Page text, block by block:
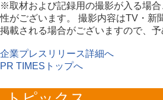
※取材および記録用の撮影が入る場
性がございます。 撮影内容はTV・新
掲載される場合がございますので、予
企業プレスリリース詳細へ
PR TIMESトップへ